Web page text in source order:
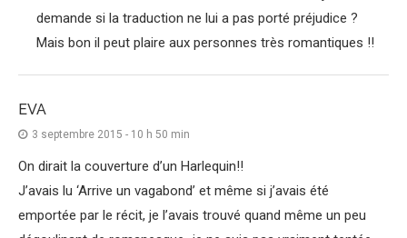
demande si la traduction ne lui a pas porté préjudice ?
Mais bon il peut plaire aux personnes très romantiques !!
EVA
3 septembre 2015 - 10 h 50 min
On dirait la couverture d’un Harlequin!!
J’avais lu ‘Arrive un vagabond’ et même si j’avais été
emportée par le récit, je l’avais trouvé quand même un peu